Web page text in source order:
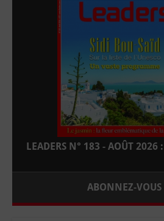
LEADERS N° 183 - AOÛT 2026
ABONNEZ-VOUS